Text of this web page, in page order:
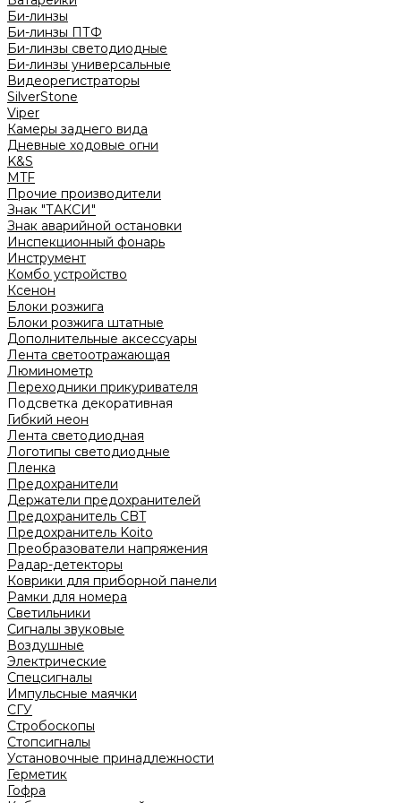
Би-линзы
Би-линзы ПТФ
Би-линзы светодиодные
Би-линзы универсальные
Видеорегистраторы
SilverStone
Viper
Камеры заднего вида
Дневные ходовые огни
K&S
MTF
Прочие производители
Знак "ТАКСИ"
Знак аварийной остановки
Инспекционный фонарь
Инструмент
Комбо устройство
Ксенон
Блоки розжига
Блоки розжига штатные
Дополнительные аксессуары
Лента светоотражающая
Люминометр
Переходники прикуривателя
Подсветка декоративная
Гибкий неон
Лента светодиодная
Логотипы светодиодные
Пленка
Предохранители
Держатели предохранителей
Предохранитель CBT
Предохранитель Koito
Преобразователи напряжения
Радар-детекторы
Коврики для приборной панели
Рамки для номера
Светильники
Сигналы звуковые
Воздушные
Электрические
Спецсигналы
Импульсные маячки
СГУ
Стробоскопы
Стопсигналы
Установочные принадлежности
Герметик
Гофра